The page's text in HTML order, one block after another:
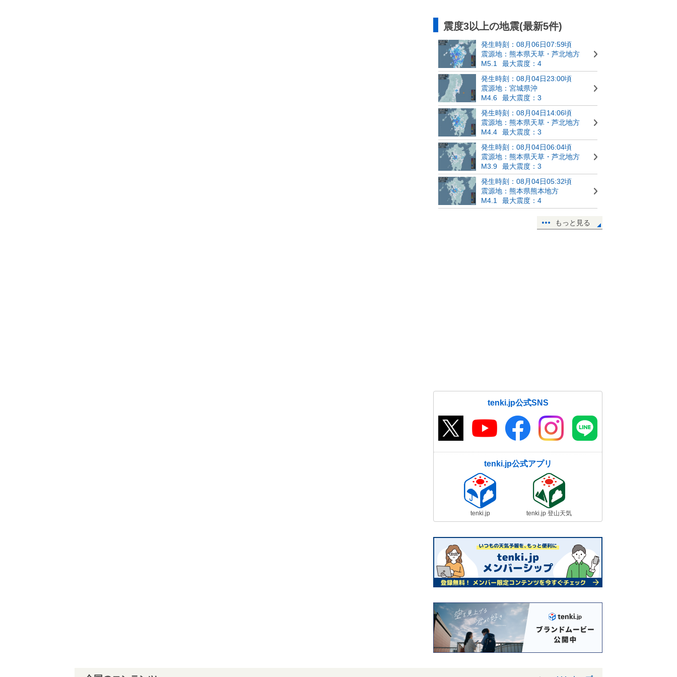
震度3以上の地震(最新5件)
発生時刻：08月06日07:59頃
震源地：熊本県天草・芦北地方
M5.1
最大震度：4
発生時刻：08月04日23:00頃
震源地：宮城県沖
M4.6
最大震度：3
発生時刻：08月04日14:06頃
震源地：熊本県天草・芦北地方
M4.4
最大震度：3
発生時刻：08月04日06:04頃
震源地：熊本県天草・芦北地方
M3.9
最大震度：3
発生時刻：08月04日05:32頃
震源地：熊本県熊本地方
M4.1
最大震度：4
もっと見る
tenki.jp公式SNS
tenki.jp公式アプリ
tenki.jp tenki.jp 登山天気